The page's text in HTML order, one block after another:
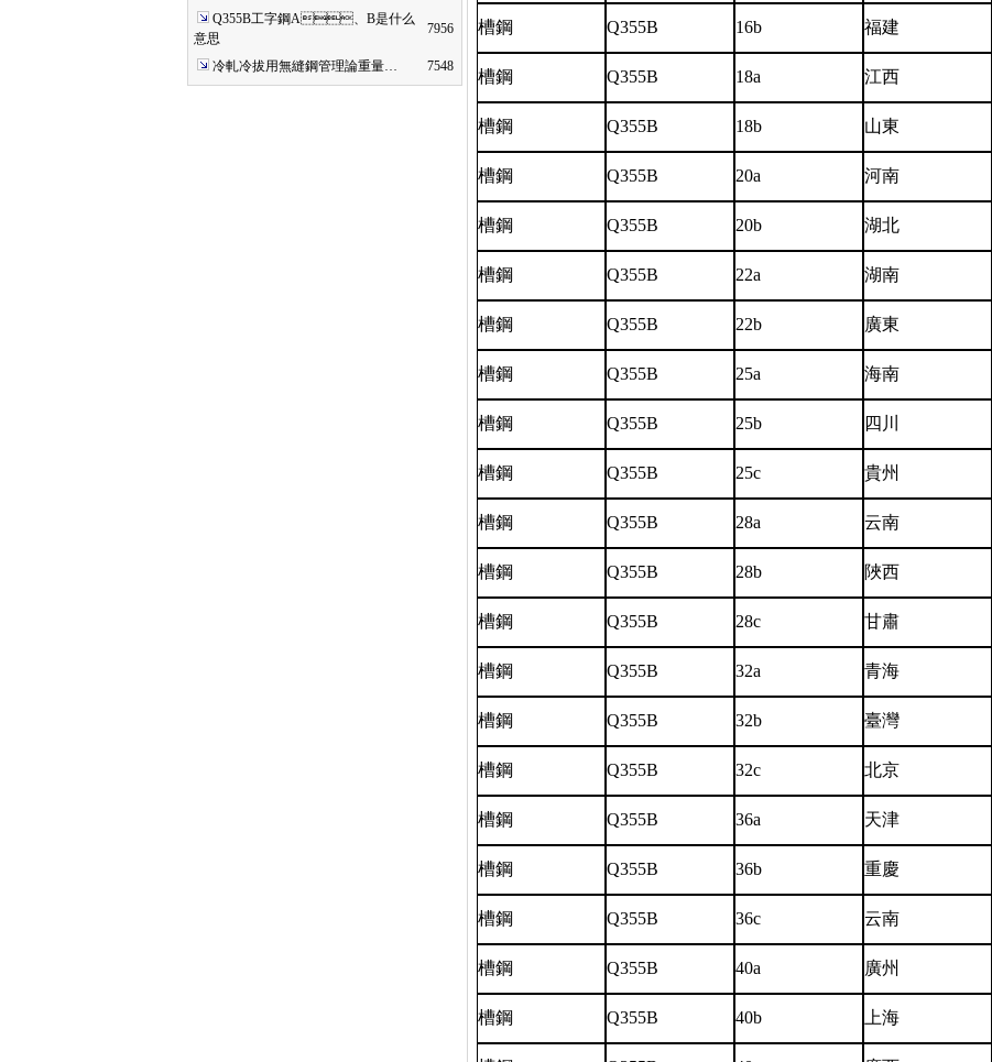
Q355B工字鋼A、B是什么
意思
7956
冷軋冷拔用無縫鋼管理論重量… 7548
槽鋼 Q355B 16b 福建
槽鋼 Q355B 18a 江西
槽鋼 Q355B 18b 山東
槽鋼 Q355B 20a 河南
槽鋼 Q355B 20b 湖北
槽鋼 Q355B 22a 湖南
槽鋼 Q355B 22b 廣東
槽鋼 Q355B 25a 海南
槽鋼 Q355B 25b 四川
槽鋼 Q355B 25c 貴州
槽鋼 Q355B 28a 云南
槽鋼 Q355B 28b 陜西
槽鋼 Q355B 28c 甘肅
槽鋼 Q355B 32a 青海
槽鋼 Q355B 32b 臺灣
槽鋼 Q355B 32c 北京
槽鋼 Q355B 36a 天津
槽鋼 Q355B 36b 重慶
槽鋼 Q355B 36c 云南
槽鋼 Q355B 40a 廣州
槽鋼 Q355B 40b 上海